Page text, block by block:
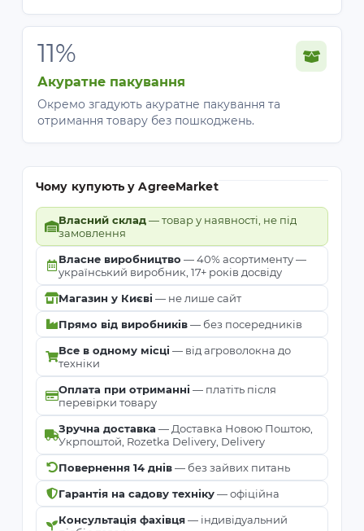
11%
Акуратне пакування
Окремо згадують акуратне пакування та
отримання товару без пошкоджень.
Чому купують у AgreeMarket
Власний склад— товар у наявності, не під
замовлення
Власне виробництво — 40% асортименту —
український виробник, 17+ років досвіду
Магазин у Києві— не лише сайт
Прямо від виробників— без посередників
Все в одному місці— від агроволокна до
техніки
Оплата при отриманні— платіть після
перевірки товару
Зручна доставка — Доставка Новою Поштою,
Укрпоштой, Rozetka Delivery, Delivery
Повернення 14 днів— без зайвих питань
Гарантія на садову техніку— офіційна
Консультація фахівця— індивідуальний